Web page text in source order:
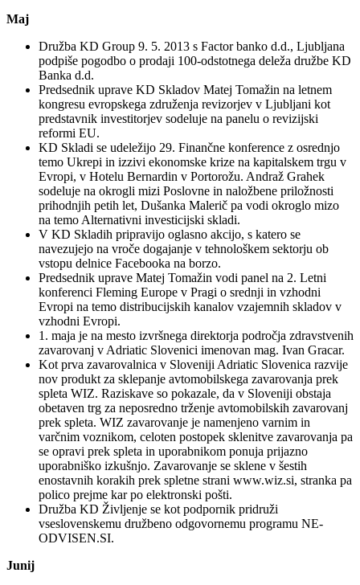
Maj
Družba KD Group 9. 5. 2013 s Factor banko d.d., Ljubljana
podpiše pogodbo o prodaji 100-odstotnega deleža družbe KD
Banka d.d.
Predsednik uprave KD Skladov Matej Tomažin na letnem
kongresu evropskega združenja revizorjev v Ljubljani kot
predstavnik investitorjev sodeluje na panelu o revizijski
reformi EU.
KD Skladi se udeležijo 29. Finančne konference z osrednjo
temo Ukrepi in izzivi ekonomske krize na kapitalskem trgu v
Evropi, v Hotelu Bernardin v Portorožu. Andraž Grahek
sodeluje na okrogli mizi Poslovne in naložbene priložnosti
prihodnjih petih let, Dušanka Malerič pa vodi okroglo mizo
na temo Alternativni investicijski skladi.
V KD Skladih pripravijo oglasno akcijo, s katero se
navezujejo na vroče dogajanje v tehnološkem sektorju ob
vstopu delnice Facebooka na borzo.
Predsednik uprave Matej Tomažin vodi panel na 2. Letni
konferenci Fleming Europe v Pragi o srednji in vzhodni
Evropi na temo distribucijskih kanalov vzajemnih skladov v
vzhodni Evropi.
1. maja je na mesto izvršnega direktorja področja zdravstvenih
zavarovanj v Adriatic Slovenici imenovan mag. Ivan Gracar.
Kot prva zavarovalnica v Sloveniji Adriatic Slovenica razvije
nov produkt za sklepanje avtomobilskega zavarovanja prek
spleta WIZ. Raziskave so pokazale, da v Sloveniji obstaja
obetaven trg za neposredno trženje avtomobilskih zavarovanj
prek spleta. WIZ zavarovanje je namenjeno varnim in
varčnim voznikom, celoten postopek sklenitve zavarovanja pa
se opravi prek spleta in uporabnikom ponuja prijazno
uporabniško izkušnjo. Zavarovanje se sklene v šestih
enostavnih korakih prek spletne strani www.wiz.si, stranka pa
polico prejme kar po elektronski pošti.
Družba KD Življenje se kot podpornik pridruži
vseslovenskemu družbeno odgovornemu programu NE-
ODVISEN.SI.
Junij